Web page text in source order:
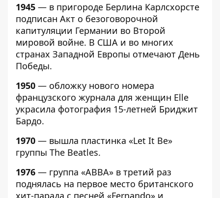
1945 — в пригороде Берлина Карлсхорсте
подписан Акт о безоговорочной
капитуляции Германии во Второй
мировой войне. В США и во многих
странах Западной Европы отмечают День
Победы.
1950 — обложку нового номера
французского журнала для женщин Elle
украсила фотография 15-летней Бриджит
Бардо.
1970 — вышла пластинка «Let It Be»
группы The Beatles.
1976 — группа «ABBA» в третий раз
поднялась на первое место британского
хит-парада с песней «Fernando» и